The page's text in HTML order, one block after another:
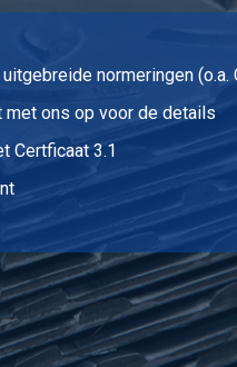
normeringen (o.a.
met ons op voor de details
Certficaat 3.1